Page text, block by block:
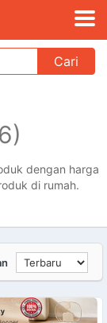
Cari
dengan harga
di rumah.